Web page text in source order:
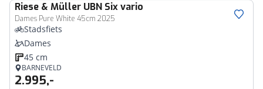
Riese & Müller UBN Six vario
Dames Pure White 45cm 2025
Stadsfiets
Dames
45 cm
BARNEVELD
2.995,-